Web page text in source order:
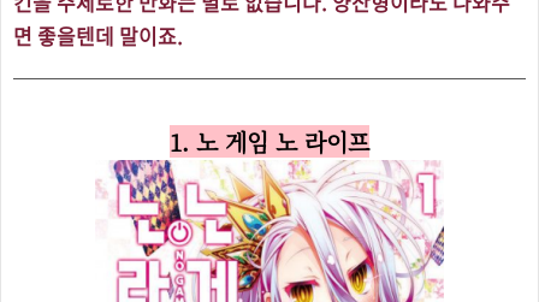
면 좋을텐데 말이죠.
1. 노 게임 노 라이프